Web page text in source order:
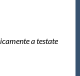
a testate